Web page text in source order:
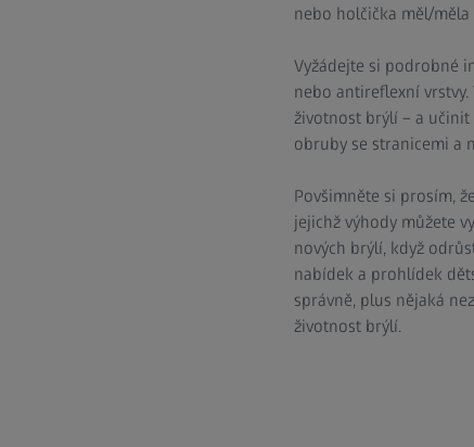
nebo holčička měl/
Vyžádejte si podrobné
nebo antireflexní
životnost brýlí – a
obruby se stranicemi a
Povšimněte si prosím,
jejichž výhody můžete
nových brýlí, když
nabídek a prohlídek
správně, plus nějaká
životnost brýlí.